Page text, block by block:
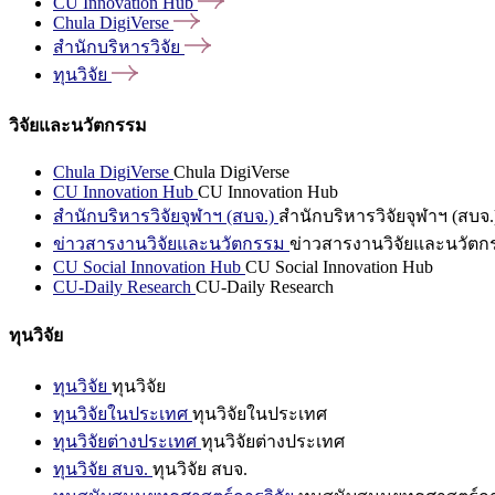
Chula DigiVerse
สำนักบริหารวิจัย
ทุนวิจัย
วิจัยและนวัตกรรม
Chula DigiVerse Chula DigiVerse
CU Innovation Hub CU Innovation Hub
สำนักบริหารวิจัยจุฬาฯ (สบจ.) สำนักบริหารวิจัยจุฬาฯ (สบจ
ข่าวสารงานวิจัยและนวัตกรรม ข่าวสารงานวิจัยและนวัตก
CU Social Innovation Hub CU Social Innovation Hub
CU-Daily Research CU-Daily Research
ทุนวิจัย
ทุนวิจัย ทุนวิจัย
ทุนวิจัยในประเทศ ทุนวิจัยในประเทศ
ทุนวิจัยต่างประเทศ ทุนวิจัยต่างประเทศ
ทุนวิจัย สบจ. ทุนวิจัย สบจ.